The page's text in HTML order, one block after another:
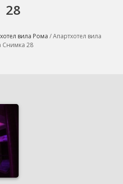
28
вила Рома / Апартхотел вила
Снимка 28